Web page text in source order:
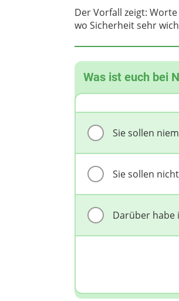
Der Vorfall zeigt:
wo Sicherheit sehr
Was ist euch bei
Sie sollen
Sie sollen
Darüber habe